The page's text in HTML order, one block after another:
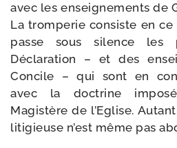
avec les ensei­gne­ments de
La trom­pe­rie consiste en
passe sous silence les
Déclaration – et des
Concile – qui sont en
avec la doc­trine
Magistère de l’Eglise.
liti­gieuse n’est même pas